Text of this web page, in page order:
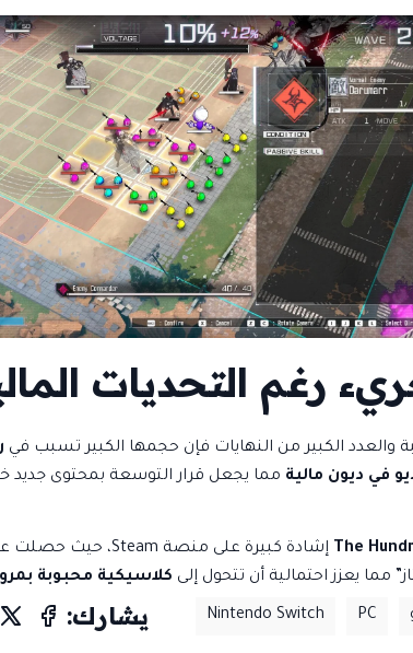
رغم التحديات
والعدد الكبير من النهايات فإن حجمها الكبير تسبب في
في ديون مالية مما يجعل قرار التوسعة بمحتوى
The إشادة كبيرة على منصة Steam، حيث حصلت على أكثر من
كلاسيكية محبوبة
PC
Nintendo Switch يشارك: